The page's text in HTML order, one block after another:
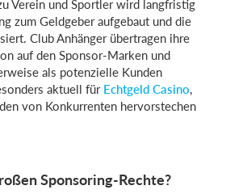
Verein und Sportler wird langfristig
zum Geldgeber aufgebaut und die
Club Anhänger übertragen ihre
auf den Sponsor-Marken und
als potenzielle Kunden
aktuell für Echtgeld Casino,
von Konkurrenten hervorstechen
Sponsoring-Rechte?